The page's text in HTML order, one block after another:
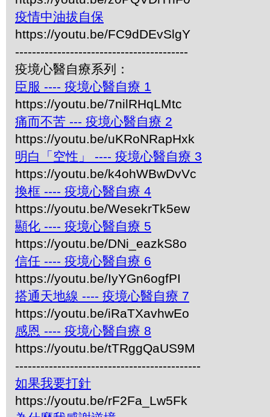
疫情中油拔自保
https://youtu.be/FC9dDEvSlgY
-----------------------------------------
疫境心醫自療系列：
臣服 ---- 疫境心醫自療 1
https://youtu.be/7nilRHqLMtc
痛而不苦 --- 疫境心醫自療 2
https://youtu.be/uKRoNRapHxk
明白「空性」 ---- 疫境心醫自療 3
https://youtu.be/k4ohWBwDvVc
換框 ---- 疫境心醫自療 4
https://youtu.be/WesekrTk5ew
顯化 ---- 疫境心醫自療 5
https://youtu.be/DNi_eazkS8o
信任 ---- 疫境心醫自療 6
https://youtu.be/IyYGn6ogfPI
搭通天地線 ---- 疫境心醫自療 7
https://youtu.be/iRaTXavhwEo
感恩 ---- 疫境心醫自療 8
https://youtu.be/tTRggQaUS9M
--------------------------------------------
如果我要打針
https://youtu.be/rF2Fa_Lw5Fk